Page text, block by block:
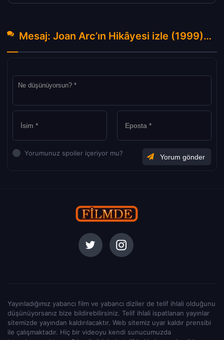
Mesaj: Joan Arc’ın Hikâyesi izle (1999) Hakkında Yorumlar
Yorumunuz spoiler içeriyor mu?
Yayınladığımız yabancı film ve yabancı diziler de telif ihlali olduğunu
düşünüyorsanız bize bildirebilirsiniz. Telif ihlali ispatlanan yayınlar
sitemizde yayından kaldırılacaktır. Web sitemiz uyar kaldır prensibi
ile çalışmaktadır. Hiç bir videoyu kendi sunucumuzda